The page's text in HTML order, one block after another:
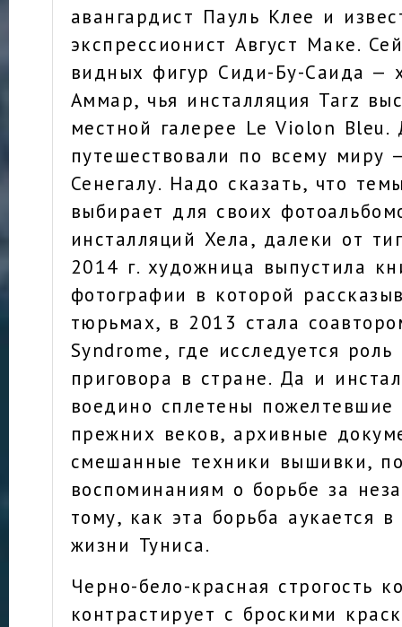
авангардист Пауль Клее и
экспрессионист Август Маке.
видных фигур Сиди-Бу-Саида —
Аммар, чья инсталляция Tarz
местной галерее Le Violon Bleu.
путешествовали по всему
Сенегалу. Надо сказать, что
выбирает для своих
инсталляций Хела, далеки от
2014 г. художница выпустила
фотографии в которой
тюрьмах, в 2013 стала
Syndrome, где исследуется роль
приговора в стране. Да и
воедино сплетены пожелтевшие
прежних веков, архивные
смешанные техники вышивки,
воспоминаниям о борьбе за
тому, как эта борьба аукается
жизни Туниса.
Черно-бело-красная строгость
контрастирует с броскими